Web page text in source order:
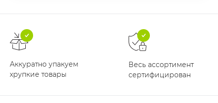
Аккуратно упакуем
хрупкие товары
Весь ассортимент
сертифицирован